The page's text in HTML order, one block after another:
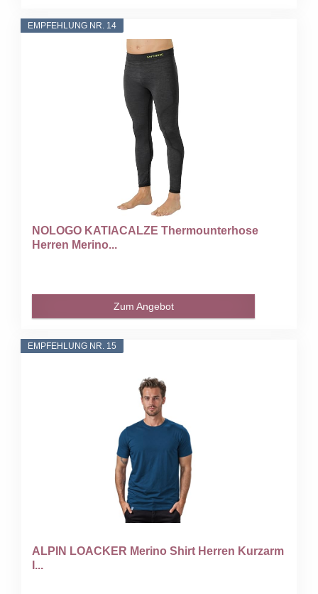
EMPFEHLUNG NR. 14
NOLOGO KATIACALZE Thermounterhose
Herren Merino...
Zum Angebot
EMPFEHLUNG NR. 15
ALPIN LOACKER Merino Shirt Herren Kurzarm
I...